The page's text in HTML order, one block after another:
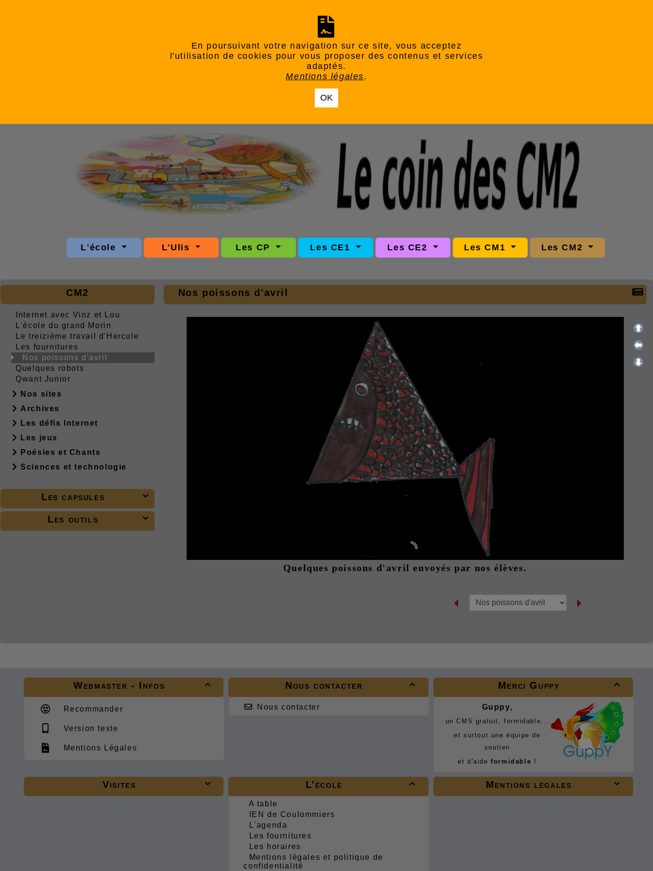
En poursuivant votre navigation sur ce site, vous acceptez
l'utilisation de cookies pour vous proposer des contenus et services
adaptés.
Mentions légales.
OK
L'école L'Ulis Les CP Les CE1 Les CE2 Les CM1 Les CM2
CM2
Internet avec Vinz et Lou
L'école du grand Morin
Le treizième travail d'Hercule
Les fournitures
Nos poissons d'avril
Quelques robots
Qwant Junior
Nos sites
Archives
Les défis Internet
Les jeux
Poésies et Chants
Sciences et technologie

Les capsules

Les outils
Nos poissons d'avril
Quelques poissons d'avril envoyés par nos élèves.

Webmaster - Infos
Recommander
Version texte
Mentions Légales

Nous contacter
Nous contacter

Merci Guppy
Guppy,
un CMS gratuit, formidable...
et surtout une équipe de
soutien
et d'aideformidable !

Visites 
L'école
A table
IEN de Coulommiers
L'agenda
Les fournitures
Les horaires
Mentions légales et politique de
confidentialité

Mentions légales